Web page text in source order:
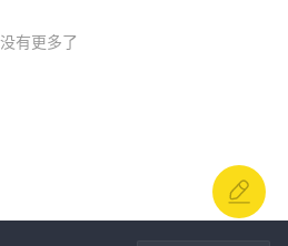
没有更多了